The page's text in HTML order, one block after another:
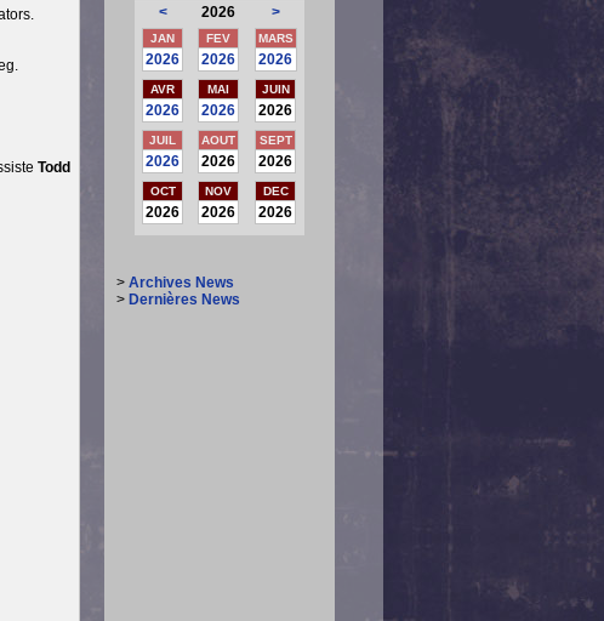
Todd
<
2026 >
JAN
2026
FEV
2026
MARS
2026
AVR
2026
MAI
2026
JUIN
2026
JUIL
2026
AOUT
2026
SEPT
2026
OCT
2026
NOV
2026
DEC
2026
> Archives News
> Dernières News